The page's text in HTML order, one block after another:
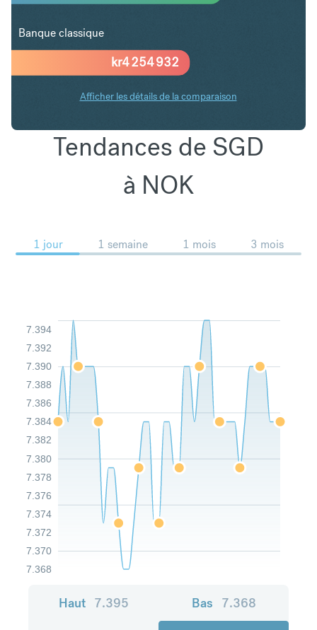
kr4 254 932
Banque classique
Afficher les détails de la comparaison
Tendances de SGD
à NOK
1 jour 1 semaine 1 mois 3 mois
7.368
7.370
7.372
7.374
7.376
7.378
7.380
7.382
7.384
7.386
7.388
7.390
7.392
7.394
Haut 7.395 Bas 7.368